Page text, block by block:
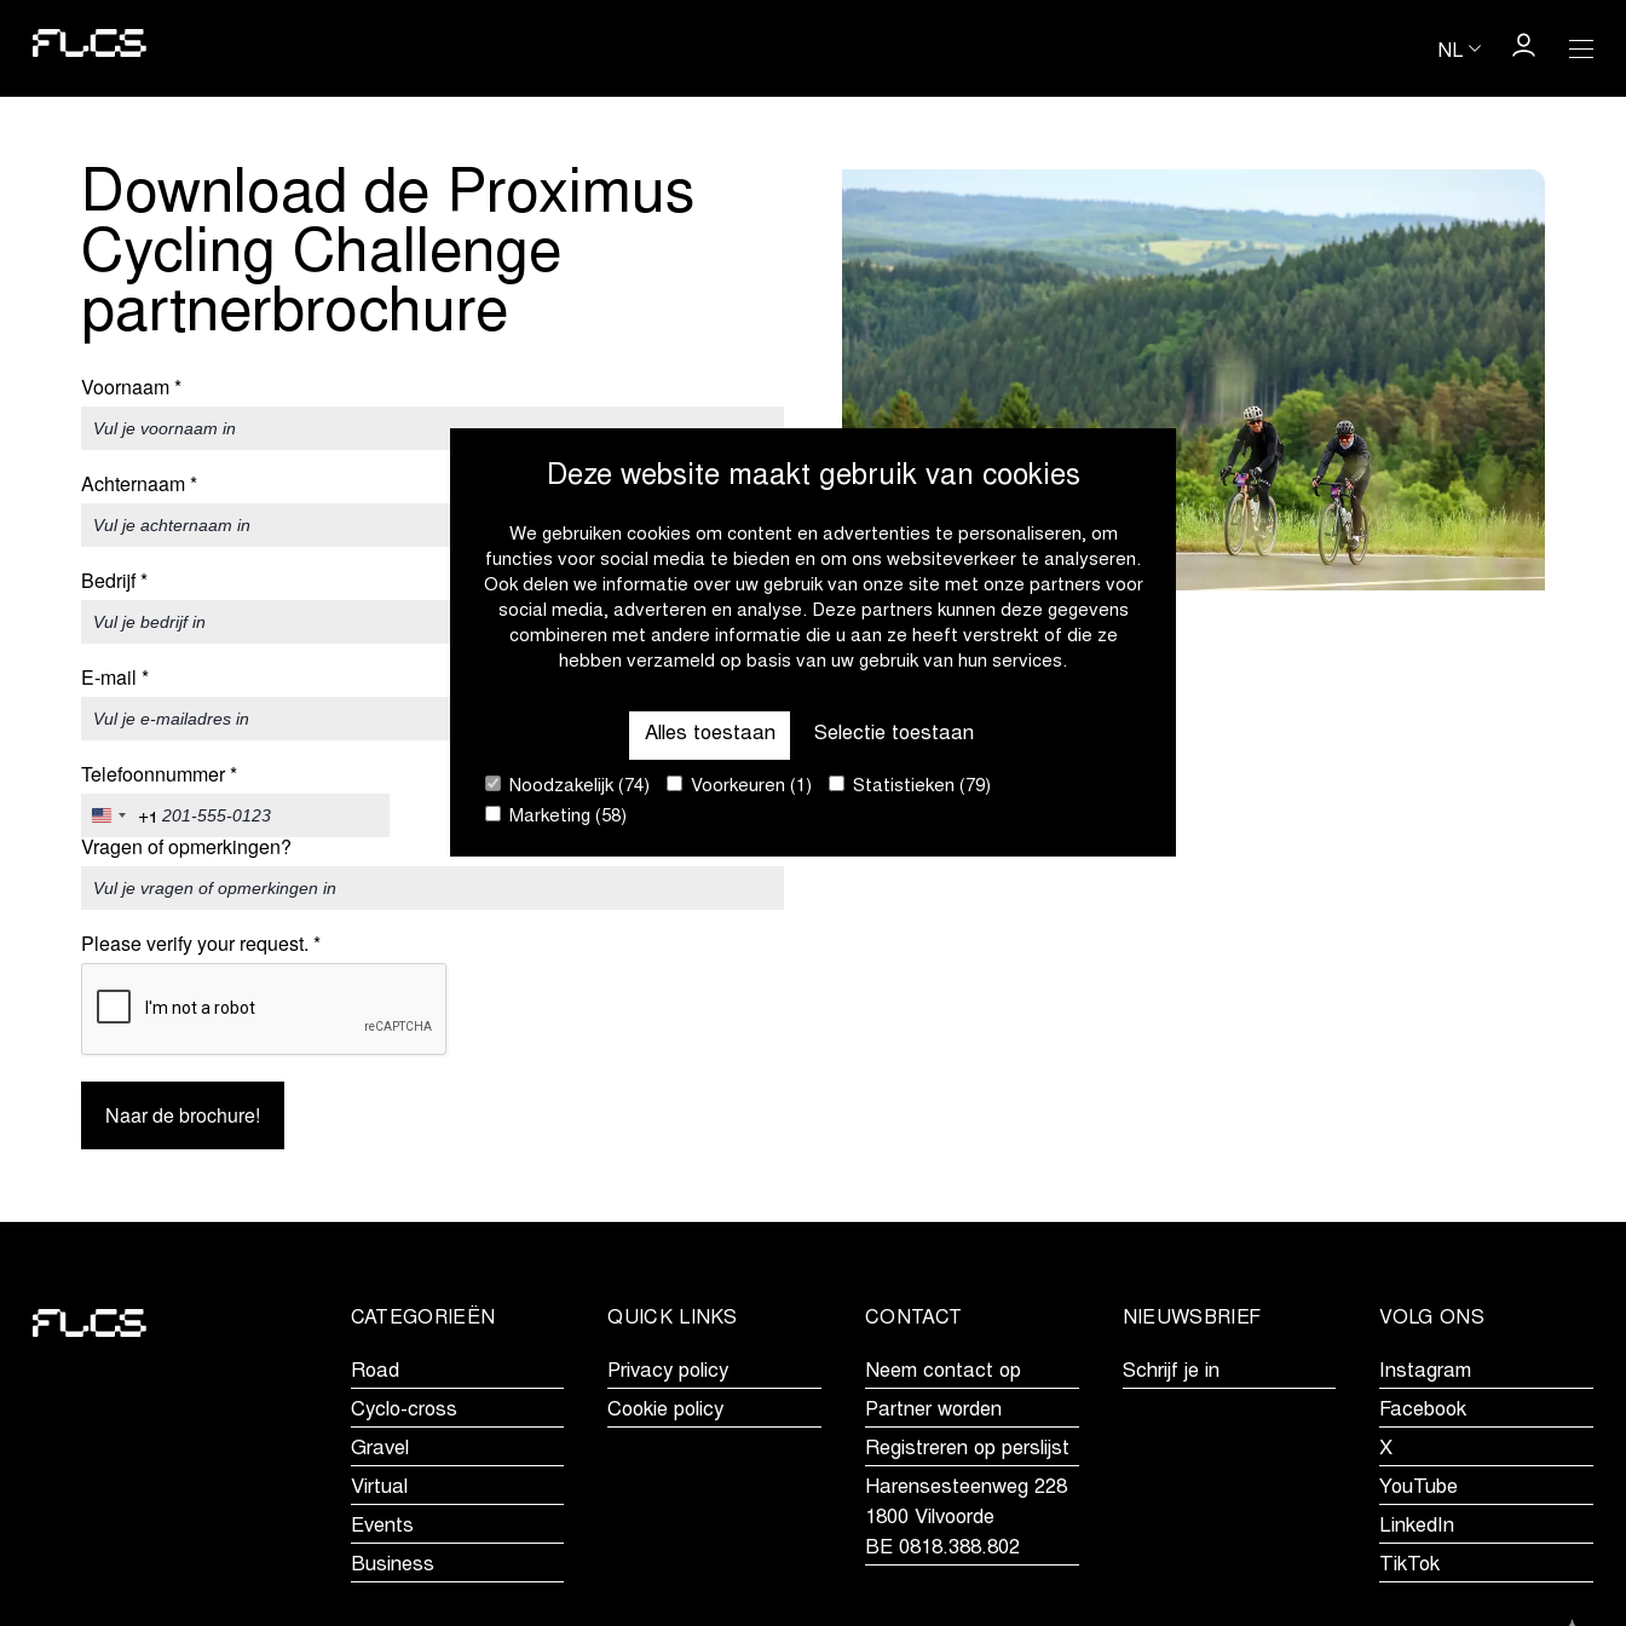
Deze website maakt gebruik van cookies
We gebruiken cookies om content en advertenties te personaliseren, om
functies voor social media te bieden en om ons websiteverkeer te analyseren.
Ook delen we informatie over uw gebruik van onze site met onze partners voor
social media, adverteren en analyse. Deze partners kunnen deze gegevens
combineren met andere informatie die u aan ze heeft verstrekt of die ze
hebben verzameld op basis van uw gebruik van hun services.
Alles toestaan Selectie toestaan
Noodzakelijk (74) Voorkeuren (1)
Statistieken (79)
Marketing (58)
NL
Download de Proximus
Cycling Challenge
partnerbrochure
Voornaam*
Achternaam*
Bedrijf*
E-mail *
Telefoonnummer*
United
States
+1
+1
Vragen of opmerkingen?
Please verify your request. *
Naar de brochure!
CATEGORIEËN
Road
Cyclo-cross
Gravel
Virtual
Events
Business
QUICK LINKS
Privacy policy
Cookie policy
CONTACT
Neem contact op
Partner worden
Registreren op perslijst
Harensesteenweg 228
1800 Vilvoorde
BE 0818.388.802
NIEUWSBRIEF
Schrijf je in
VOLG ONS
Instagram
Facebook
X
YouTube
LinkedIn
TikTok